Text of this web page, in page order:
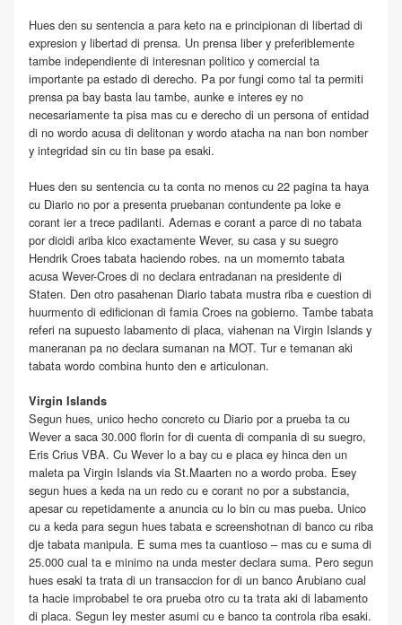
Hues den su sentencia a para keto na e principionan di libertad di
expresion y libertad di prensa. Un prensa liber y preferiblemente
tambe independiente di interesnan politico y comercial ta
importante pa estado di derecho. Pa por fungi como tal ta permiti
prensa pa bay basta lau tambe, aunke e interes ey no
necesariamente ta pisa mas cu e derecho di un persona of entidad
di no wordo acusa di delitonan y wordo atacha na nan bon nomber
y integridad sin cu tin base pa esaki.
Hues den su sentencia cu ta conta no menos cu 22 pagina ta haya
cu Diario no por a presenta pruebanan contundente pa loke e
corant ier a trece padilanti. Ademas e corant a parce di no tabata
por dicidi ariba kico exactamente Wever, su casa y su suegro
Hendrik Croes tabata haciendo robes. na un momernto tabata
acusa Wever-Croes di no declara entradanan na presidente di
Staten. Den otro pasahenan Diario tabata mustra riba e cuestion di
huurmento di edificionan di famia Croes na gobierno. Tambe tabata
referi na supuesto labamento di placa, viahenan na Virgin Islands y
maneranan pa no declara sumanan na MOT. Tur e temanan aki
tabata wordo combina hunto den e articulonan.
Virgin Islands
Segun hues, unico hecho concreto cu Diario por a prueba ta cu
Wever a saca 30.000 florin for di cuenta di compania di su suegro,
Eris Crius VBA. Cu Wever lo a bay cu e placa ey hinca den un
maleta pa Virgin Islands via St.Maarten no a wordo proba. Esey
segun hues a keda na un redo cu e corant no por a substancia,
apesar cu repetidamente a anuncia cu lo bin cu mas pueba. Unico
cu a keda para segun hues tabata e screenshotnan di banco cu riba
dje tabata manipula. E suma mes ta cuantioso – mas cu e suma di
25.000 cual ta e minimo na unda mester declara suma. Pero segun
hues esaki ta trata di un transaccion for di un banco Arubiano cual
ta hacie improbabel te ora prueba otro cu ta trata aki di labamento
di placa. Segun ley mester asumi cu e banco ta controla riba esaki.